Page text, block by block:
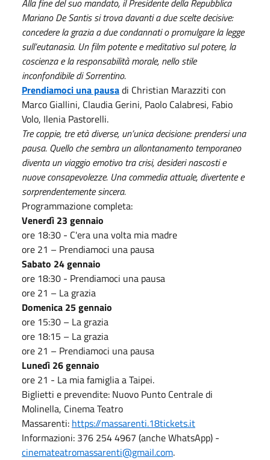
Mariano De Santis si trova davanti a due scelte decisive:
concedere la grazia a due condannati o promulgare la legge
sull’eutanasia. Un film potente e meditativo sul potere, la
coscienza e la responsabilità morale, nello stile
inconfondibile di Sorrentino.
Prendiamoci una pausadi Christian Marazziti con
Marco Giallini, Claudia Gerini, Paolo Calabresi, Fabio
Volo, Ilenia Pastorelli.
Tre coppie, tre età diverse, un’unica decisione: prendersi una
pausa. Quello che sembra un allontanamento temporaneo
diventa un viaggio emotivo tra crisi, desideri nascosti e
nuove consapevolezze. Una commedia attuale, divertente e
sorprendentemente sincera.
Programmazione completa:
Venerdì 23 gennaio
ore 18:30 - C'era una volta mia madre
ore 21 – Prendiamoci una pausa
Sabato 24 gennaio
ore 18:30 - Prendiamoci una pausa
ore 21 – La grazia
Domenica 25 gennaio
ore 15:30 – La grazia
ore 18:15 – La grazia
ore 21 – Prendiamoci una pausa
Lunedì 26 gennaio
ore 21 - La mia famiglia a Taipei.
Biglietti e prevendite: Nuovo Punto Centrale di
Molinella, Cinema Teatro
Massarenti: https://massarenti.18tickets.it
Informazioni: 376 254 4967 (anche WhatsApp) -
cinemateatromassarenti@gmail.com.